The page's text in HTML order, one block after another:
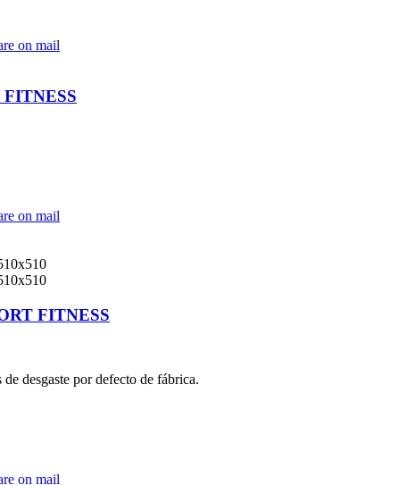
on mail
on mail
FITNESS
desgaste por defecto de fábrica.
on mail